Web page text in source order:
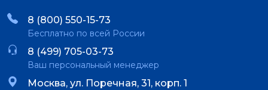
8 (800) 550-15-73
Бесплатно по всей России
8 (499) 705-03-73
Ваш персональный менеджер
Москва, ул. Поречная, 31, корп. 1